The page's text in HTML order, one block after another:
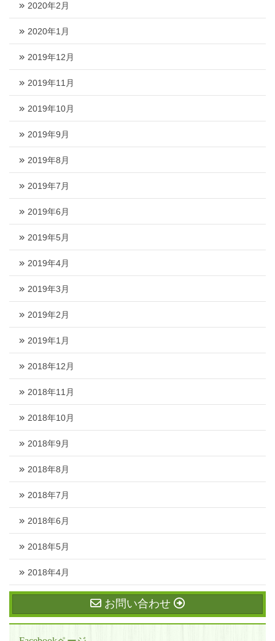
2020年2月
2020年1月
2019年12月
2019年11月
2019年10月
2019年9月
2019年8月
2019年7月
2019年6月
2019年5月
2019年4月
2019年3月
2019年2月
2019年1月
2018年12月
2018年11月
2018年10月
2018年9月
2018年8月
2018年7月
2018年6月
2018年5月
2018年4月
お問い合わせ